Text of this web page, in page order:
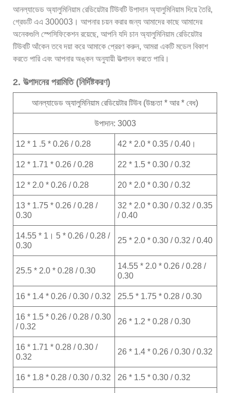
আনল্যাডেড অ্যালুমিনিয়াম রেডিয়েটার টিউবটি উপাদান অ্যালুমিনিয়াম দিয়ে তৈরি,
গ্রেডটি এএ 300003। আপনার চয়ন করার জন্য আমাদের কাছে আমাদের
অনেকগুলি স্পেসিফিকেশন রয়েছে, আপনি যদি চান অ্যালুমিনিয়াম রেডিয়েটার
টিউবটি আঁকেন তবে দয়া করে আমাকে প্রেরণ করুন, আমরা একটি মডেল বিকাশ
করতে পারি এবং আপনার অঙ্কন অনুযায়ী উত্পাদন করতে পারি।
2. উত্পাদনের পরামিতি (নির্দিষ্টকরণ)
আনল্যাডেড অ্যালুমিনিয়াম রেডিয়েটার টিউব (উচ্চতা * আর * বেধ)
উপাদান: 3003
12 * 1 .5 * 0.26 / 0.28 42 * 2.0 * 0.35 / 0.40।
12 * 1.71 * 0.26 / 0.28 22 * 1.5 * 0.30 / 0.32
12 * 2.0 * 0.26 / 0.28 20 * 2.0 * 0.30 / 0.32
13 * 1.75 * 0.26 / 0.28 /
0.30
32 * 2.0 * 0.30 / 0.32 / 0.35
/ 0.40
14.55 * 1। 5 * 0.26 / 0.28 /
0.30
25 * 2.0 * 0.30 / 0.32 / 0.40
25.5 * 2.0 * 0.28 / 0.30
14.55 * 2.0 * 0.26 / 0.28 /
0.30
16 * 1.4 * 0.26 / 0.30 / 0.32 25.5 * 1.75 * 0.28 / 0.30
16 * 1.5 * 0.26 / 0.28 / 0.30
/ 0.32
26 * 1.2 * 0.28 / 0.30
16 * 1.71 * 0.28 / 0.30 /
0.32
26 * 1.4 * 0.26 / 0.30 / 0.32
16 * 1.8 * 0.28 / 0.30 / 0.32 26 * 1.5 * 0.30 / 0.32